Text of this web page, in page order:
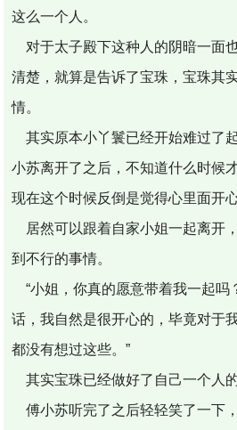
这么一个人。
对于太子殿下这种人的阴暗一面
清楚，就算是告诉了宝珠，宝珠其
情。
其实原本小丫鬟已经开始难过了
小苏离开了之后，不知道什么时候
现在这个时候反倒是觉得心里面开心
居然可以跟着自家小姐一起离开
到不行的事情。
“小姐，你真的愿意带着我一起吗
话，我自然是很开心的，毕竟对于
都没有想过这些。”
其实宝珠已经做好了自己一个人的
傅小苏听完了之后轻轻笑了一下